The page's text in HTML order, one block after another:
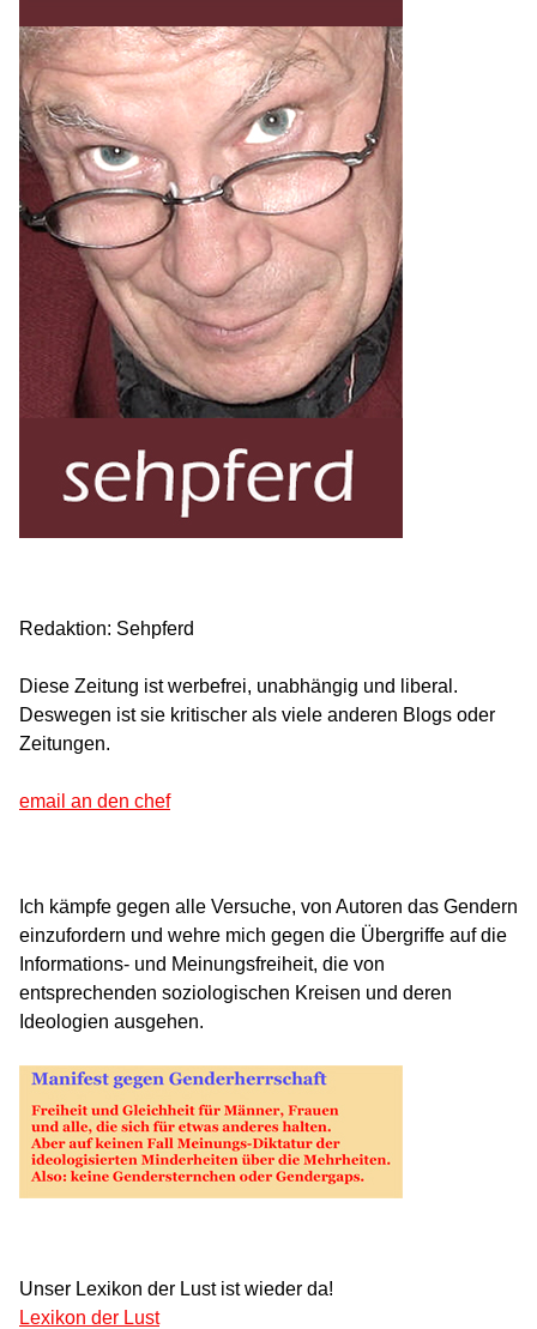
Redaktion: Sehpferd
Diese Zeitung ist werbefrei, unabhängig und liberal.
Deswegen ist sie kritischer als viele anderen Blogs oder
Zeitungen.
email an den chef
Ich kämpfe gegen alle Versuche, von Autoren das Gendern
einzufordern und wehre mich gegen die Übergriffe auf die
Informations- und Meinungsfreiheit, die von
entsprechenden soziologischen Kreisen und deren
Ideologien ausgehen.
Unser Lexikon der Lust ist wieder da!
Lexikon der Lust